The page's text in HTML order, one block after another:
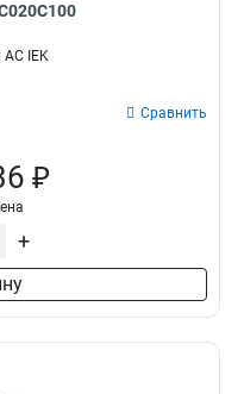
IEK
Сравнить
₽
+